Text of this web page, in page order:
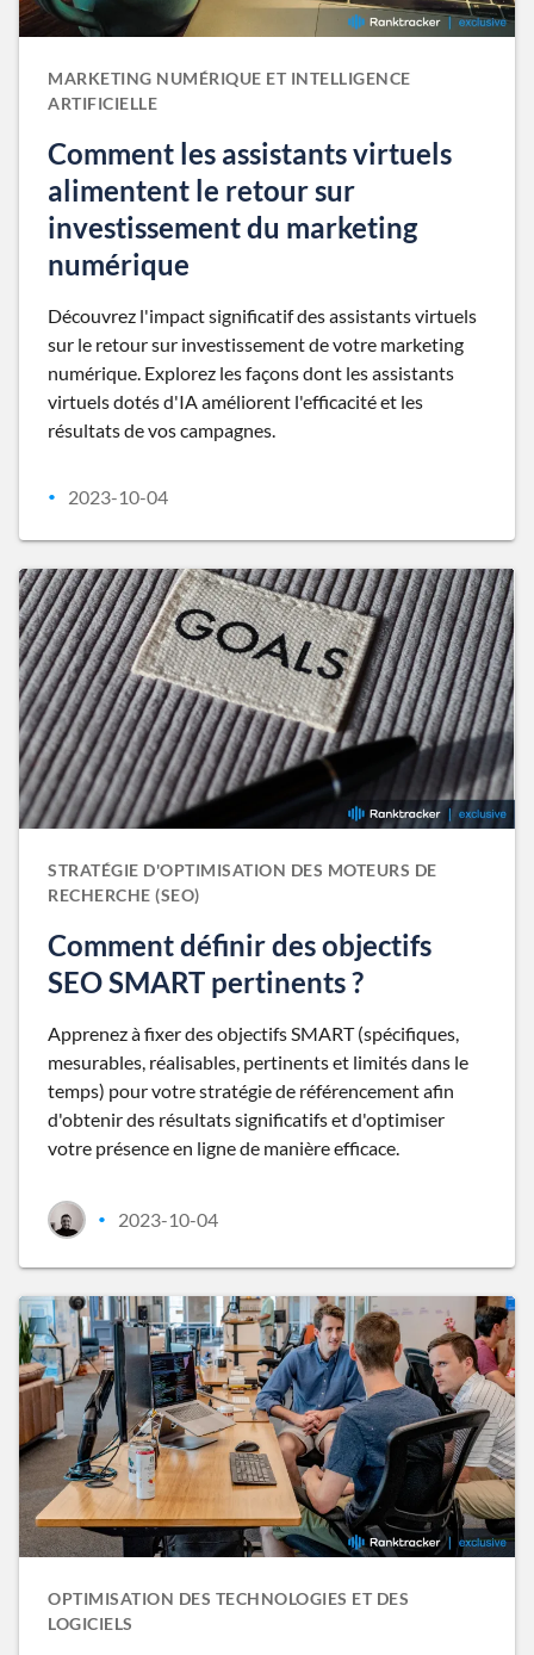
MARKETING NUMÉRIQUE ET INTELLIGENCE
ARTIFICIELLE
Comment les assistants virtuels
alimentent le retour sur
investissement du marketing
numérique
Découvrez l'impact significatif des assistants virtuels
sur le retour sur investissement de votre marketing
numérique. Explorez les façons dont les assistants
virtuels dotés d'IA améliorent l'efficacité et les
résultats de vos campagnes.
• 2023-10-04
STRATÉGIE D'OPTIMISATION DES MOTEURS DE
RECHERCHE (SEO)
Comment définir des objectifs
SEO SMART pertinents ?
Apprenez à fixer des objectifs SMART (spécifiques,
mesurables, réalisables, pertinents et limités dans le
temps) pour votre stratégie de référencement afin
d'obtenir des résultats significatifs et d'optimiser
votre présence en ligne de manière efficace.
• 2023-10-04
OPTIMISATION DES TECHNOLOGIES ET DES
LOGICIELS